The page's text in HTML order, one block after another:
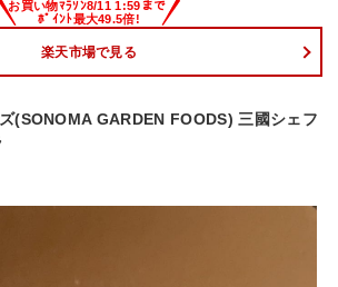
楽天市場で見る
(SONOMA GARDEN FOODS) 三國シェフ